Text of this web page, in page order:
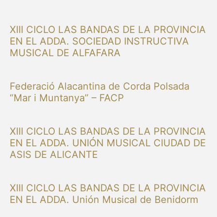
XIII CICLO LAS BANDAS DE LA PROVINCIA
EN EL ADDA. SOCIEDAD INSTRUCTIVA
MUSICAL DE ALFAFARA
Federació Alacantina de Corda Polsada
“Mar i Muntanya” – FACP
XIII CICLO LAS BANDAS DE LA PROVINCIA
EN EL ADDA. UNIÓN MUSICAL CIUDAD DE
ASIS DE ALICANTE
XIII CICLO LAS BANDAS DE LA PROVINCIA
EN EL ADDA. Unión Musical de Benidorm